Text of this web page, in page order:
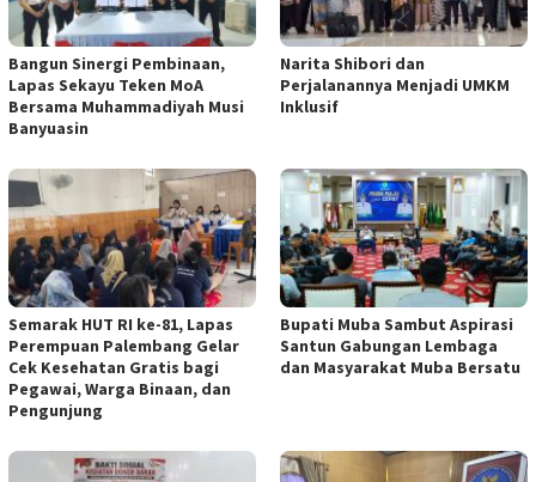
Bangun Sinergi Pembinaan,
Lapas Sekayu Teken MoA
Bersama Muhammadiyah Musi
Banyuasin
Narita Shibori dan
Perjalanannya Menjadi UMKM
Inklusif
Semarak HUT RI ke-81, Lapas
Perempuan Palembang Gelar
Cek Kesehatan Gratis bagi
Pegawai, Warga Binaan, dan
Pengunjung
Bupati Muba Sambut Aspirasi
Santun Gabungan Lembaga
dan Masyarakat Muba Bersatu